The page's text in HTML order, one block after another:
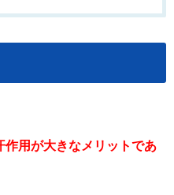
作用が大きなメリットであ